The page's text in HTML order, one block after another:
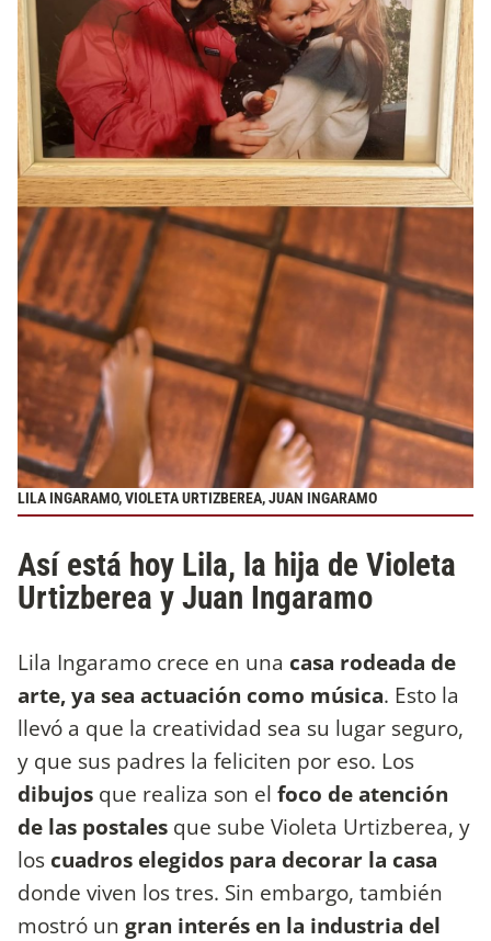
LILA INGARAMO, VIOLETA URTIZBEREA, JUAN INGARAMO
Así está hoy Lila, la hija de Violeta
Urtizberea y Juan Ingaramo
Lila Ingaramo crece en una casa rodeada de
arte, ya sea actuación como música. Esto la
llevó a que la creatividad sea su lugar seguro,
y que sus padres la feliciten por eso. Los
dibujos que realiza son el foco de atención
de las postales que sube Violeta Urtizberea, y
los cuadros elegidos para decorar la casa
donde viven los tres. Sin embargo, también
mostró un gran interés en la industria del